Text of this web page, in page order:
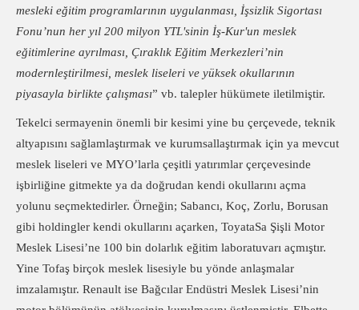
mesleki eğitim programlarının uygulanması, İşsizlik Sigortası
Fonu’nun her yıl 200 milyon YTL'sinin İş-Kur'un meslek
eğitimlerine ayrılması, Çıraklık Eğitim Merkezleri’nin
modernleştirilmesi, meslek liseleri ve yüksek okullarının
piyasayla birlikte çalışması” vb. talepler hükümete iletilmiştir.
Tekelci sermayenin önemli bir kesimi yine bu çerçevede, teknik
altyapısını sağlamlaştırmak ve kurumsallaştırmak için ya mevcut
meslek liseleri ve MYO’larla çeşitli yatırımlar çerçevesinde
işbirliğine gitmekte ya da doğrudan kendi okullarını açma
yolunu seçmektedirler. Örneğin; Sabancı, Koç, Zorlu, Borusan
gibi holdingler kendi okullarını açarken, ToyataSa Şişli Motor
Meslek Lisesi’ne 100 bin dolarlık eğitim laboratuvarı açmıştır.
Yine Tofaş birçok meslek lisesiyle bu yönde anlaşmalar
imzalamıştır. Renault ise Bağcılar Endüstri Meslek Lisesi’nin